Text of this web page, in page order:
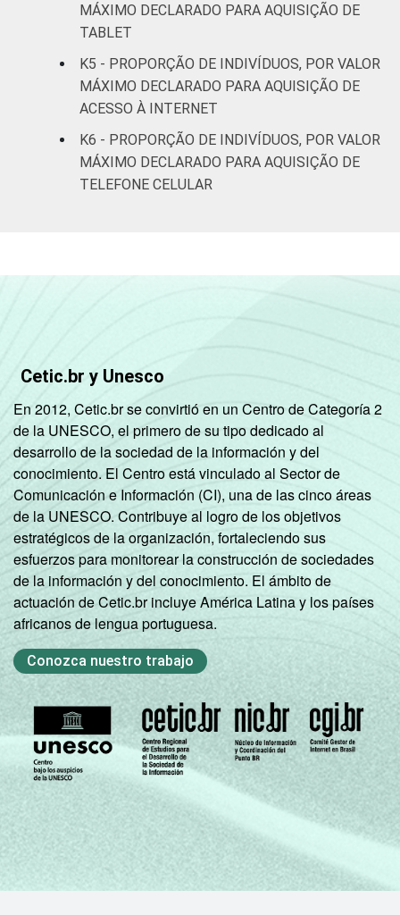
Mais de 3
7
Mais de 5
SM
16
Mais de 10
SM
18
B 6 4
Ocupação PEA 7 3
Não PEA 4
1Base: 12.021.868 pessoas com 16 anos ou
mais que declararam ter a intenção de
adquirir tablet nos próximos 12 meses.
Respostas estimuladas. Cada item
apresentado se refere apenas aos
resultados da alternativa "sim". Dados
coletados entre outubro de 2014 e março de
2015.
MÁXIMO DECLARADO PARA AQUISIÇÃO DE
TABLET
K5 - PROPORÇÃO DE INDIVÍDUOS, POR VALOR
MÁXIMO DECLARADO PARA AQUISIÇÃO DE
ACESSO À INTERNET
K6 - PROPORÇÃO DE INDIVÍDUOS, POR VALOR
MÁXIMO DECLARADO PARA AQUISIÇÃO DE
TELEFONE CELULAR
Cetic.br y Unesco
En 2012, Cetic.br se convirtió en un Centro de Categoría 2
de la UNESCO, el primero de su tipo dedicado al
desarrollo de la sociedad de la información y del
conocimiento. El Centro está vinculado al Sector de
Comunicación e Información (CI), una de las cinco áreas
de la UNESCO. Contribuye al logro de los objetivos
estratégicos de la organización, fortaleciendo sus
esfuerzos para monitorear la construcción de sociedades
de la información y del conocimiento. El ámbito de
actuación de Cetic.br incluye América Latina y los países
africanos de lengua portuguesa.
Conozca nuestro trabajo